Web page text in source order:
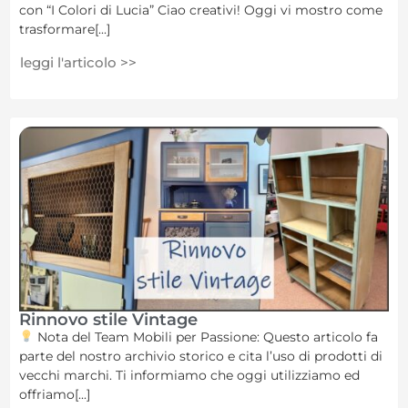
con “I Colori di Lucia” Ciao creativi! Oggi vi mostro come
trasformare[...]
leggi l'articolo >>
Rinnovo stile Vintage
Nota del Team Mobili per Passione: Questo articolo fa
parte del nostro archivio storico e cita l’uso di prodotti di
vecchi marchi. Ti informiamo che oggi utilizziamo ed
offriamo[...]